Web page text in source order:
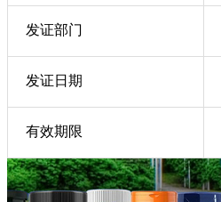
发证部门
发证日期
有效期限